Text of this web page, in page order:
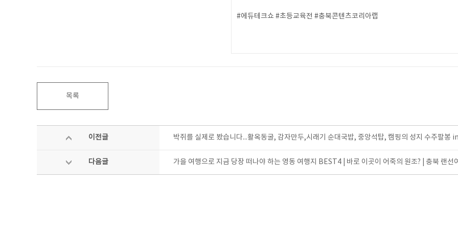
#에듀테크쇼 #초등교육전 #충북콘텐츠코리아랩
목록
이전글 박쥐를 실제로 봤습니다...활옥동굴, 감자만두,시래기 순대국밥, 중앙석탑, 캠핑의 성지 수주팔봉
다음글 가을 여행으로 지금 당장 떠나야 하는 영동 여행지 BEST4 | 바로 이곳이 어죽의 원조? | 충북 랜선